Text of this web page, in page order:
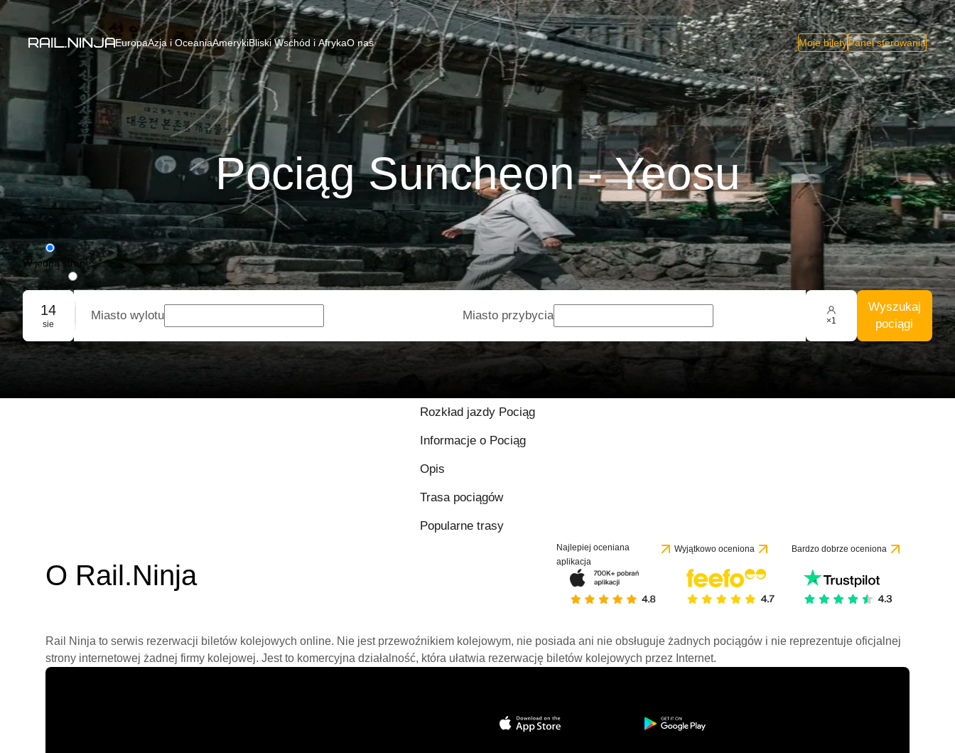
EuropaAzja i OceaniaAmerykiBliski Wschód i AfrykaO nas Moje biletyPanel sterowania
Pociąg Suncheon - Yeosu
W jedną stronę
Podróż w obie strony
Rezerwacja grupowa
14
sie
Miasto wylotu Miasto przybycia ×1
Wyszukaj
pociągi
Rozkład jazdy Pociąg
Informacje o Pociąg
Opis
Trasa pociągów
Popularne trasy
O Rail.Ninja
Najlepiej oceniana
aplikacja
Wyjątkowo oceniona Bardzo dobrze oceniona
Rail Ninja to serwis rezerwacji biletów kolejowych online. Nie jest przewoźnikiem kolejowym, nie posiada ani nie obsługuje żadnych pociągów i nie reprezentuje oficjalnej
strony internetowej żadnej firmy kolejowej. Jest to komercyjna działalność, która ułatwia rezerwację biletów kolejowych przez Internet.
9.2 / 10 na podstawie 1 recenzji